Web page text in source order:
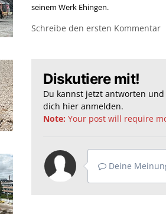
seinem Werk Ehingen.
Schreibe den ersten Kommentar
Diskutiere mit!
Du kannst jetzt antworten
dich hier anmelden.
Note: Your post will require
Deine